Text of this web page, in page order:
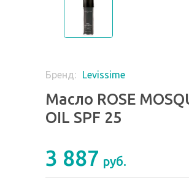
Бренд: Levissime
Масло ROSE
OIL SPF 25
3 887 руб.